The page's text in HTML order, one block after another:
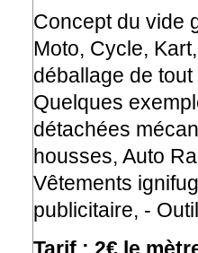
Concept du vide
Moto, Cycle,
déballage de
Quelques
détachées
housses, Auto
Vêtements
publicitaire, -